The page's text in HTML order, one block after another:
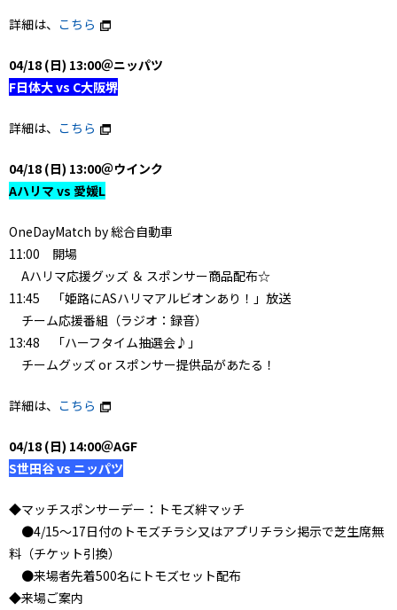
詳細は、 こちら
04/18 (日) 13:00＠ニッパツ
F日体大 vs C大阪堺
詳細は、 こちら
04/18 (日) 13:00＠ウインク
Aハリマ vs 愛媛L
OneDayMatch by 総合自動車
11:00 開場
Aハリマ応援グッズ ＆ スポンサー商品配布☆
11:45 「姫路にASハリマアルビオンあり！」放送
チーム応援番組（ラジオ：録音）
13:48 「ハーフタイム抽選会♪」
チームグッズ or スポンサー提供品があたる！
詳細は、 こちら
04/18 (日) 14:00＠AGF
S世田谷 vs ニッパツ
◆マッチスポンサーデー：トモズ絆マッチ
●4/15～17日付のトモズチラシ又はアプリチラシ掲示で芝生席無
料（チケット引換）
●来場者先着500名にトモズセット配布
◆来場ご案内